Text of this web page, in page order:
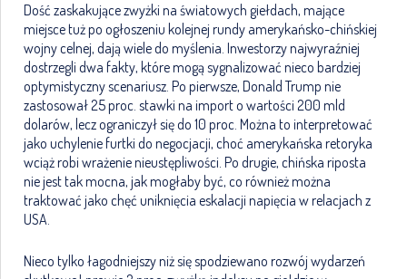
Dość zaskakujące zwyżki na światowych giełdach, mające
miejsce tuż po ogłoszeniu kolejnej rundy amerykańsko-chińskiej
wojny celnej, dają wiele do myślenia. Inwestorzy najwyraźniej
dostrzegli dwa fakty, które mogą sygnalizować nieco bardziej
optymistyczny scenariusz. Po pierwsze, Donald Trump nie
zastosował 25 proc. stawki na import o wartości 200 mld
dolarów, lecz ograniczył się do 10 proc. Można to interpretować
jako uchylenie furtki do negocjacji, choć amerykańska retoryka
wciąż robi wrażenie nieustępliwości. Po drugie, chińska riposta
nie jest tak mocna, jak mogłaby być, co również można
traktować jako chęć uniknięcia eskalacji napięcia w relacjach z
USA.
Nieco tylko łagodniejszy niż się spodziewano rozwój wydarzeń